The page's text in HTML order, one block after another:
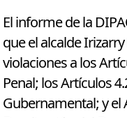
El informe de la
que el alcalde
violaciones a los
Penal; los Artículos
Gubernamental; y el